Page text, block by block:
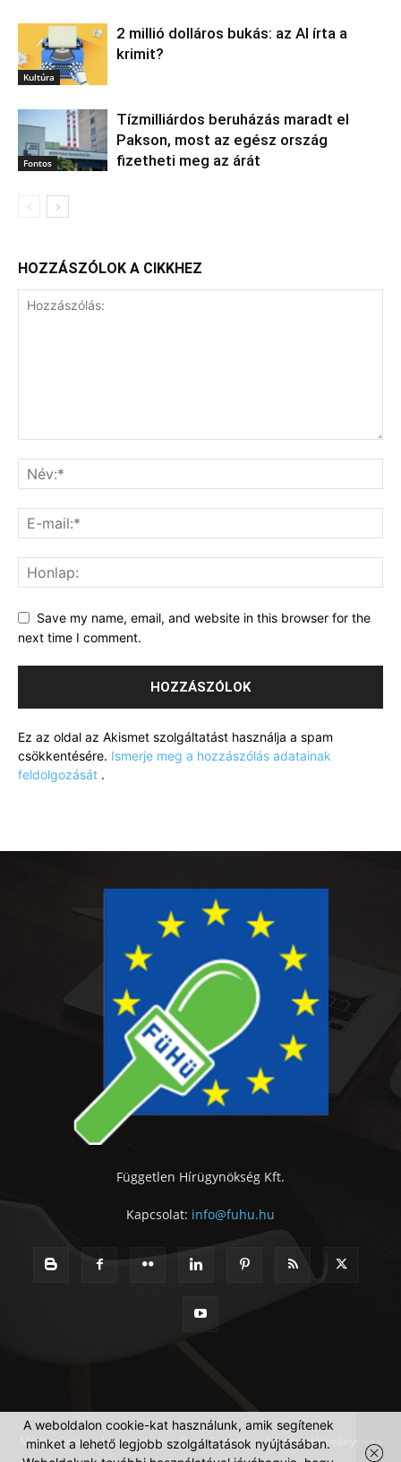
Kultúra
2 millió dolláros bukás: az AI írta a
krimit?
Fontos
Tízmilliárdos beruházás maradt el
Pakson, most az egész ország
fizetheti meg az árát
HOZZÁSZÓLOK A CIKKHEZ
Save my name, email, and website in this browser for the
next time I comment.
Ez az oldal az Akismet szolgáltatást használja a spam
csökkentésére. Ismerje meg a hozzászólás adatainak
feldolgozását .
Független Hírügynökség Kft.
Kapcsolat: info@fuhu.hu
Médiaajánlat Impresszum Szerzői jogok Adatkezelési irányelvek
A weboldalon cookie-kat használunk, amik segítenek
minket a lehető legjobb szolgáltatások nyújtásában.